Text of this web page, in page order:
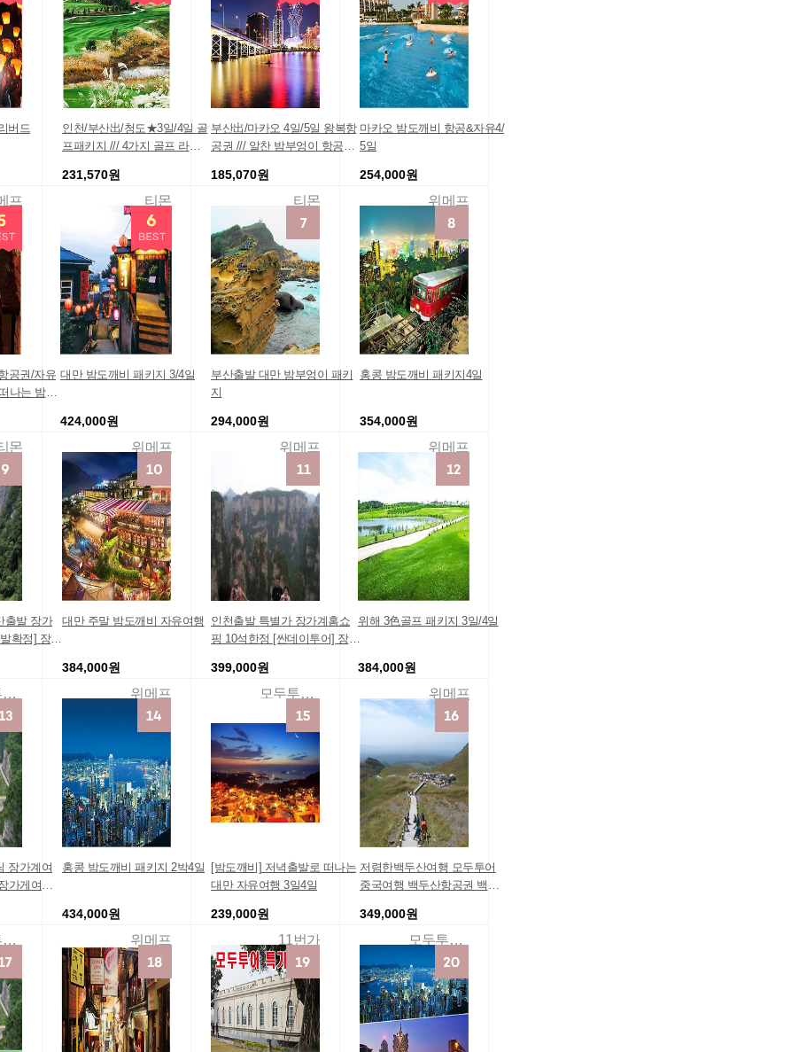
버드
프
인천/부산出/청도★3일/4일 골
프패키지 /// 4가지 골프 라운
231,570원
티몬
부산出/마카오 4일/5일 왕복항
공권 /// 알찬 밤부엉이 항공일
185,070원
티몬
마카오 밤도깨비 항공&자유4/
5일
254,000원
위메프
공권/자유
나는 밤도
몬
대만 밤도깨비 패키지 3/4일
424,000원
위메프
부산출발 대만 밤부엉이 패키
지
294,000원
위메프
홍콩 밤도깨비 패키지4일
354,000원
위메프
출발 장가
확정] 장가
관광지
모두투어패키지여행상품
대만 주말 밤도깨비 자유여행
384,000원
위메프
인천출발 특별가 장가계홈쇼
핑 10석한정 [싼데이투어] 장가
행지 투어 경비 패키지 장가계
399,000원
모두투어패키지여행상품
위해 3色골프 패키지 3일/4일
384,000원
위메프
장가계여
가게여행
천 팩키
비용 장
어 장가
모두투어패키지여행몰
홍콩 밤도깨비 패키지 2박4일
434,000원
위메프
[밤도깨비] 저녁출발로 떠나는
대만 자유여행 3일4일
239,000원
11번가
저렴한백두산여행 모두투어
중국여행 백두산항공권 백두
만한곳 ★연휴프로모션★ 황
금스케줄 특별특가 긴급모객
초저가 인기 전문 가족여행지
부모님효도 여행비용
349,000원
모두투어패키지여행몰